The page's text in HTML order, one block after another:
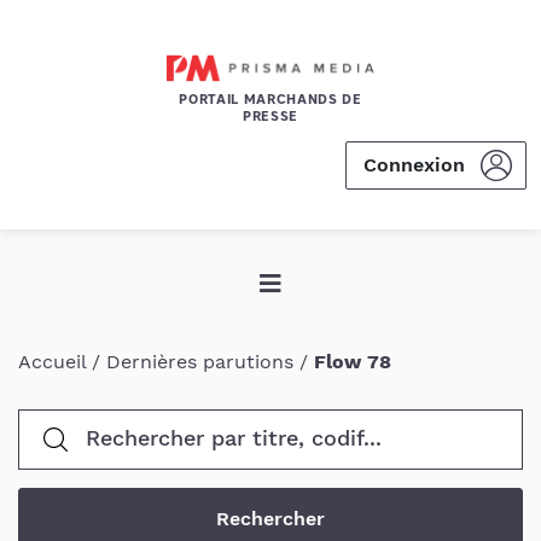
PORTAIL MARCHANDS DE
PRESSE
Connexion
Accueil / Dernières parutions / Flow 78
Rechercher